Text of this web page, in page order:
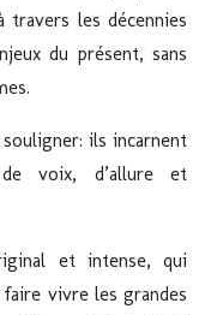
travers les décennies
du présent, sans
ils incarnent
voix, d’allure et
et intense, qui
vivre les grandes